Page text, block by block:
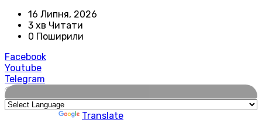
16 Липня, 2026
3 хв Читати
0 Поширили
Facebook
Youtube
Telegram
🌍
Translate